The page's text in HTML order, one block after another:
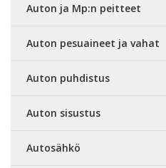
Auton ja Mp:n peitteet
Auton pesuaineet ja vahat
Auton puhdistus
Auton sisustus
Autosähkö